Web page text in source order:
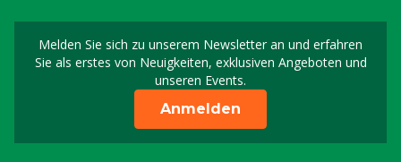
Melden Sie sich zu unserem Newsletter an und erfahren
Sie als erstes von Neuigkeiten, exklusiven Angeboten und
unseren Events.
Melden Sie sich für
Anmelden